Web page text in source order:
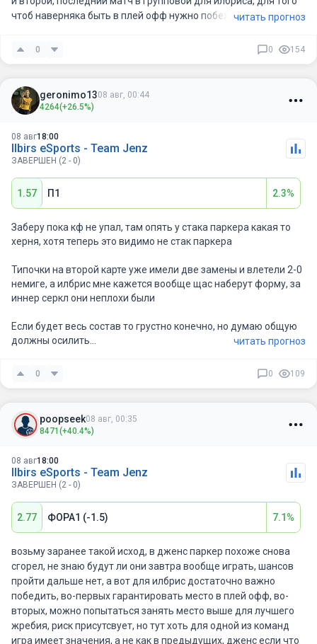
чтоб наверняка быть в плей офф нужно побеждать(тут еще
опередить играет свой последний матч ранее), но учитывая
читать прогноз
0 0 154
geronimo1308 авг, 00:44
4264(+26.5%)
08 авг18:00
Ilbirs eSports - Team Jenz
ЗАВЕРШЕН (2 - 0)
1.57 П1 2.3%
Заберу пока кф не упал, там опять у стака паркера какая то
херня, хотя теперь это видимо не стак паркера
Типочки на второй карте уже имели две замены и влетели 2-0
немиге, а илбрис мне кажется вообще щас наберут форму, за
иннер серкл они неплохи были
Если будет весь состав то грустно конечно, но думаю общую
должны осилить
не играет
читать прогноз
0 0 109
poopseek08 авг, 00:35
8471 (+40.4%)
08 авг18:00
Ilbirs eSports - Team Jenz
ЗАВЕРШЕН (2 - 0)
2.77 ФОРА1 (-1.5) 7.1%
возьму заранее такой исход, в дженс паркер похоже снова
сгорел, не знаю будут ли они завтра вообще играть, шансов
пройти дальше нет, а вот для илбрис достаточно важно
победить, во-первых гарантировать место в плей офф, во-
вторых, можно попытаться занять место выше для лучшего
жребия, риск присутсвует, но тут хоть для одной из команд
игра имеет значения, а не как в предыдущих, дженс если что